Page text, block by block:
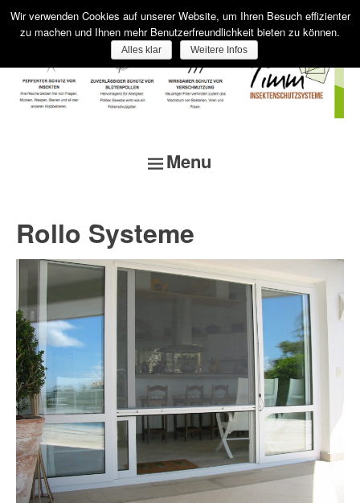
Menu
Rollo Systeme
Wir verwenden Cookies auf unserer Website, um Ihren Besuch effizienter
zu machen und Ihnen mehr Benutzerfreundlichkeit bieten zu können.
Alles klar Weitere Infos